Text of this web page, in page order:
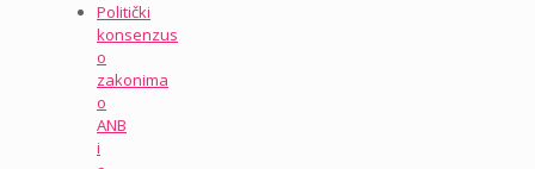
Politički
konsenzus
o
zakonima
o
ANB
i